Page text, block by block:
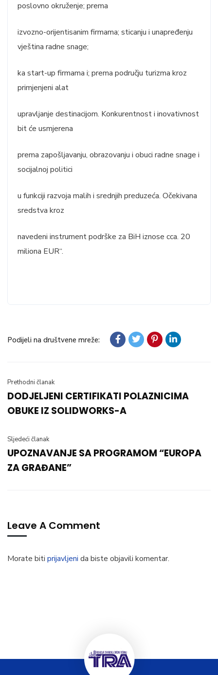
poslovno okruženje; prema
izvozno-orijentisanim firmama; sticanju i unapređenju
vještina radne snage;
ka start-up firmama i; prema području turizma kroz
primjenjeni alat
upravljanje destinacijom. Konkurentnost i inovativnost
bit će usmjerena
prema zapošljavanju, obrazovanju i obuci radne snage i
socijalnoj politici
u funkciji razvoja malih i srednjih preduzeća. Očekivana
sredstva kroz
navedeni instrument podrške za BiH iznose cca. 20
miliona EUR“.
Podijeli na društvene mreže:
Prethodni članak
DODJELJENI CERTIFIKATI POLAZNICIMA
OBUKE IZ SOLIDWORKS-A
Sljedeći članak
UPOZNAVANJE SA PROGRAMOM “EUROPA
ZA GRAĐANE”
Leave A Comment
Morate biti prijavljeni da biste objavili komentar.